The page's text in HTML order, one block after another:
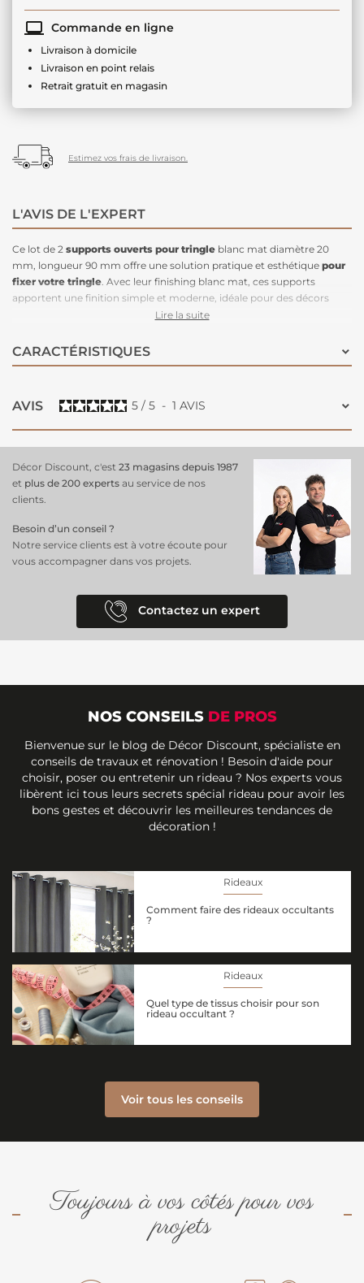
Commande en ligne
Livraison à domicile
Livraison en point relais
Retrait gratuit en magasin
Estimez vos frais de livraison.
L'AVIS DE L'EXPERT
Ce lot de 2 supports ouverts pour tringle blanc mat diamètre 20
mm, longueur 90 mm offre une solution pratique et esthétique pour
fixer votre tringle. Avec leur finishing blanc mat, ces supports
apportent une finition simple et moderne, idéale pour des décors
lumineux et épurés. Leur longueur de 90 mm permet de maintenir la
stable et fonctionnelle de vos rideaux. Fabriqués en matériaux solides,
cessupports de tringlegarantissent une installation facile et une
Lire la suite
CARACTÉRISTIQUES
AVIS 5 / 5 - 1 AVIS
Décor Discount, c'est 23 magasins depuis 1987
et plus de 200 experts au service de nos
clients.
Besoin d’un conseil ?
Notre service clients est à votre écoute pour
vous accompagner dans vos projets.
Contactez un expert
NOS CONSEILS DE PROS
Bienvenue sur le blog de Décor Discount, spécialiste en
conseils de travaux et rénovation ! Besoin d'aide pour
choisir, poser ou entretenir un rideau ? Nos experts vous
libèrent ici tous leurs secrets spécial rideau pour avoir les
bons gestes et découvrir les meilleures tendances de
décoration !
Rideaux
Comment faire des rideaux occultants
?
Rideaux
Quel type de tissus choisir pour son
rideau occultant ?
Voir tous les conseils
Toujours à vos côtés pour vos
projets